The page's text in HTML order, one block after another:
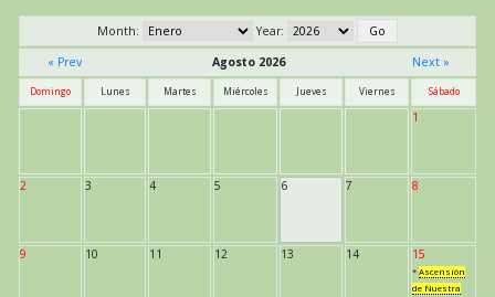
Month:
Year:
« Prev
Agosto 2026 Next »
Domingo Lunes Martes Miércoles Jueves Viernes Sábado
1
2 3 4 5 6 7 8
9 10 11 12 13 14 15
* Ascensión
de Nuestra